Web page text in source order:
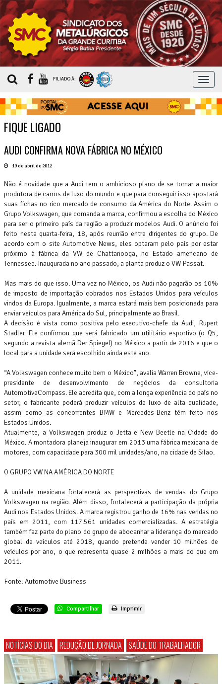
MENU
FILIADO À:
FIQUE LIGADO
AUDI CONFIRMA NOVA FÁBRICA NO MÉXICO
19 de abril de 2012
Não é novidade que a Audi tem o ambicioso plano de se tornar a maior
produtora de carros de luxo do mundo e que para conseguir isso apostará
suas fichas no rico mercado de consumo da América do Norte. Assim o
Grupo Volkswagen, que comanda a marca, confirmou a escolha do México
para ser o primeiro país da região a produzir modelos Audi. O anúncio foi
feito nesta quarta-feira, 18, após reunião entre dirigentes do grupo. De
acordo com o site Automotive News, eles optaram pelo país por estar
próximo à fábrica da VW de Chattanooga, no Estado americano de
Tennessee. Inaugurada no ano passado, a planta produz o VW Passat.
Mas mais do que isso. Uma vez no México, os Audi não pagarão os 10%
de imposto de importação cobrados nos Estados Unidos para veículos
vindos da Europa. Igualmente, a marca estará mais bem posicionada para
enviar veículos para América do Sul, principalmente ao Brasil.
A decisão é vista como positiva pelo executivo-chefe da Audi, Rupert
Stadler. Ele confirmou que será fabricado um utilitário esportivo (o Q5,
segundo a revista alemã Der Spiegel) no México a partir de 2016 e que o
local para a unidade será escolhido ainda este ano.
“A Volkswagen conhece muito bem o México”, avalia Warren Browne, vice-
presidente de desenvolvimento de negócios da consultoria
AutomotiveCompass. Ele acredita que, com a longa experiência do país no
setor, o fabricante poderá produzir veículos de luxo de alta qualidade,
assim como as concorrentes BMW e Mercedes-Benz têm feito nos
Estados Unidos.
Atualmente, a Volkswagen produz o Jetta e New Beetle na Cidade do
México. A montadora planeja inaugurar em 2013 uma fábrica mexicana de
motores, com capacidade para 300 mil unidades/ano, na cidade de Silao.
O GRUPO VW NA AMÉRICA DO NORTE
A unidade mexicana fortalecerá as perspectivas de vendas do Grupo
Volkswagen na região. Além disso, fortalecerá a participação da própria
Audi nos Estados Unidos. A marca registrou ganho de 16% nas vendas no
país em 2011, com 117.561 unidades comercializadas. A estratégia
também faz parte do plano do grupo de abocanhar a liderança do mercado
global de veículos até 2018, quando pretende vender 10 milhões de
veículos por ano, o que representa quase 2 milhões a mais do que em
2011.
Fonte: Automotive Business
Compartilhar Imprimir
NOTÍCIAS DO DIA REDUÇÃO DE JORNADA SAÚDE DO TRABALHADOR